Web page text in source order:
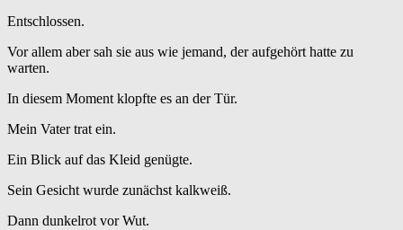
Entschlossen.
Vor allem aber sah sie aus wie jemand, der aufgehört hatte zu
warten.
In diesem Moment klopfte es an der Tür.
Mein Vater trat ein.
Ein Blick auf das Kleid genügte.
Sein Gesicht wurde zunächst kalkweiß.
Dann dunkelrot vor Wut.